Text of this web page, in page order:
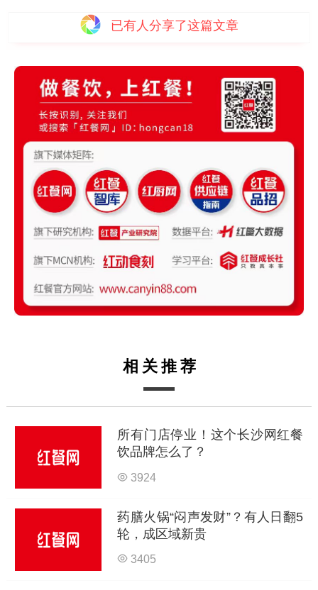
已有人分享了这篇文章
相关推荐
所有门店停业！这个长沙网红餐
饮品牌怎么了？
3924
药膳火锅“闷声发财”？有人日翻5
轮，成区域新贵
3405